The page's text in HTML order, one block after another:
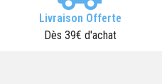
Livraison Offerte
Dès 39€ d'achat